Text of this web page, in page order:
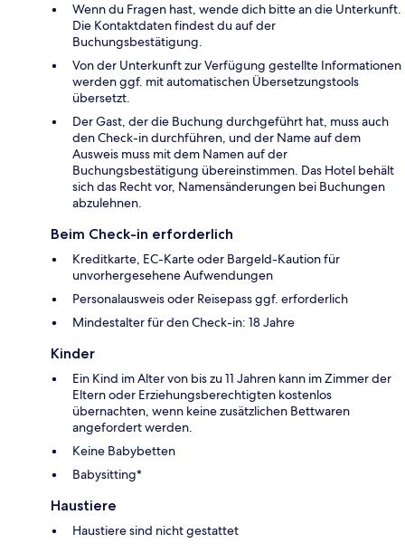
Wenn du Fragen hast, wende dich bitte an die Unterkunft.
Die Kontaktdaten findest du auf der
Buchungsbestätigung.
Von der Unterkunft zur Verfügung gestellte Informationen
werden ggf. mit automatischen Übersetzungstools
übersetzt.
Der Gast, der die Buchung durchgeführt hat, muss auch
den Check-in durchführen, und der Name auf dem
Ausweis muss mit dem Namen auf der
Buchungsbestätigung übereinstimmen. Das Hotel behält
sich das Recht vor, Namensänderungen bei Buchungen
abzulehnen.
Beim Check-in erforderlich
Kreditkarte, EC-Karte oder Bargeld-Kaution für
unvorhergesehene Aufwendungen
Personalausweis oder Reisepass ggf. erforderlich
Mindestalter für den Check-in: 18 Jahre
Kinder
Ein Kind im Alter von bis zu 11 Jahren kann im Zimmer der
Eltern oder Erziehungsberechtigten kostenlos
übernachten, wenn keine zusätzlichen Bettwaren
angefordert werden.
Keine Babybetten
Babysitting*
Haustiere
Haustiere sind nicht gestattet